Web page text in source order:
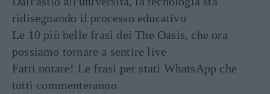
ridisegnando il processo educativo
Le 10 più belle frasi dei The Oasis, che ora
possiamo tornare a sentire live
Fatti notare! Le frasi per stati WhatsApp che
tutti commenteranno